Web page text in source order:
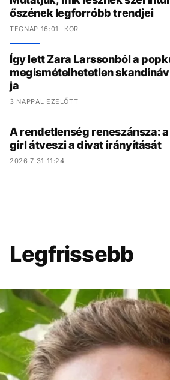
őszének legforróbb trendjei
TEGNAP 16:01 -KOR
Így lett Zara Larssonból a
megismételhetetlen
ja
3 NAPPAL EZELŐTT
A rendetlenség reneszánsza:
girl átveszi a divat irányítását
2026.7.31 11:24
Legfrissebb